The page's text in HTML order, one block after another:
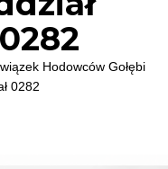
Hodowców Gołębi
0282